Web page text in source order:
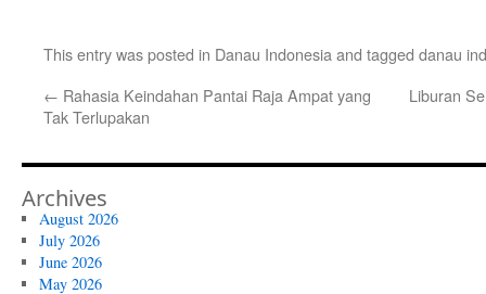
This entry was posted in Danau Indonesia and tagged danau
← Rahasia Keindahan Pantai Raja Ampat yang
Tak Terlupakan
Liburan
Archives
August 2026
July 2026
June 2026
May 2026